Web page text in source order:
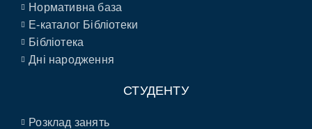
Нормативна база
E-каталог Бібліотеки
Бібліотека
Дні народження
СТУДЕНТУ
Розклад занять